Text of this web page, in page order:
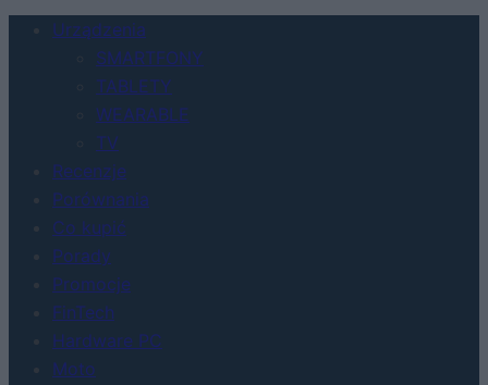
Urządzenia
SMARTFONY
TABLETY
WEARABLE
TV
Recenzje
Porównania
Co kupić
Porady
Promocje
FinTech
Hardware PC
Moto